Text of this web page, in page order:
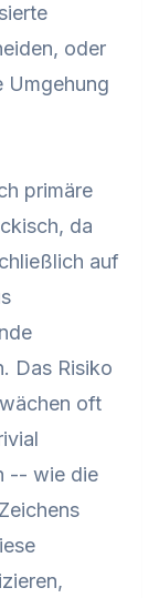
oder
Umgehung
primäre
da
auf
Das Risiko
oft
-- wie die